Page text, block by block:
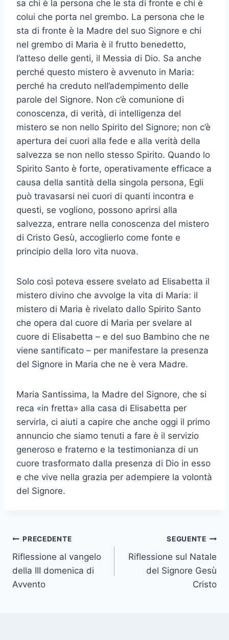
sa chi è la persona che le sta di fronte e chi è
colui che porta nel grembo. La persona che le
sta di fronte è la Madre del suo Signore e chi
nel grembo di Maria è il frutto benedetto,
l’atteso delle genti, il Messia di Dio. Sa anche
perché questo mistero è avvenuto in Maria:
perché ha creduto nell’adempimento delle
parole del Signore. Non c’è comunione di
conoscenza, di verità, di intelligenza del
mistero se non nello Spirito del Signore; non c’è
apertura dei cuori alla fede e alla verità della
salvezza se non nello stesso Spirito. Quando lo
Spirito Santo è forte, operativamente efficace a
causa della santità della singola persona, Egli
può travasarsi nei cuori di quanti incontra e
questi, se vogliono, possono aprirsi alla
salvezza, entrare nella conoscenza del mistero
di Cristo Gesù, accoglierlo come fonte e
principio della loro vita nuova.
Solo così poteva essere svelato ad Elisabetta il
mistero divino che avvolge la vita di Maria: il
mistero di Maria è rivelato dallo Spirito Santo
che opera dal cuore di Maria per svelare al
cuore di Elisabetta – e del suo Bambino che ne
viene santificato – per manifestare la presenza
del Signore in Maria che ne è vera Madre.
Maria Santissima, la Madre del Signore, che si
reca «in fretta» alla casa di Elisabetta per
servirla, ci aiuti a capire che anche oggi il primo
annuncio che siamo tenuti a fare è il servizio
generoso e fraterno e la testimonianza di un
cuore trasformato dalla presenza di Dio in esso
e che vive nella grazia per adempiere la volontà
del Signore.
PRECEDENTE
Riflessione al vangelo
della III domenica di
Avvento
SEGUENTE
Riflessione sul Natale
del Signore Gesù
Cristo